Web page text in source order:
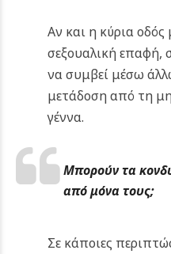
Αν και η κύρια οδός
σεξουαλική επαφή,
να συμβεί μέσω
μετάδοση από τη
γέννα.
Μπορούν τα
από μόνα τους;
Σε κάποιες